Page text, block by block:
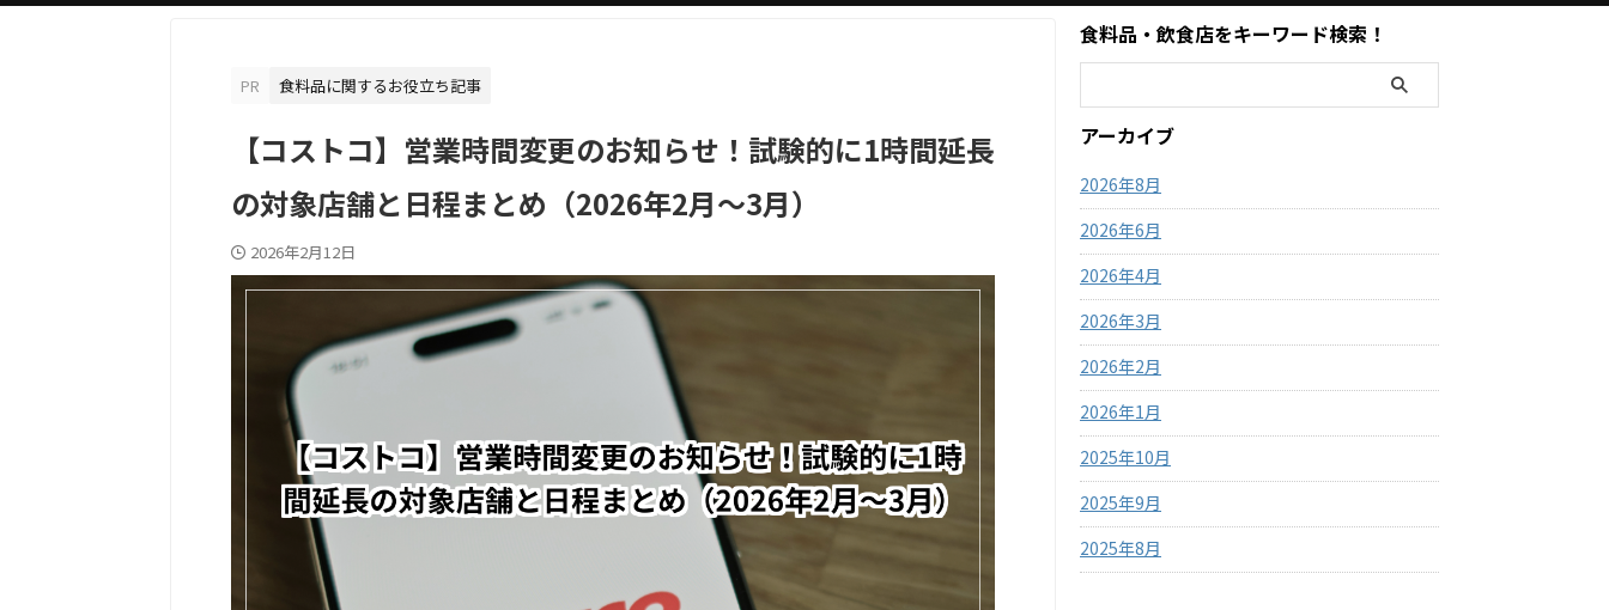
PR 食料品に関するお役立ち記事
【コストコ】営業時間変更のお知らせ！試験的に1時間延長
の対象店舗と日程まとめ（2026年2月〜3月）
2026年2月12日
食料品・飲食店をキーワード検索！
アーカイブ
2026年8月
2026年6月
2026年4月
2026年3月
2026年2月
2026年1月
2025年10月
2025年9月
2025年8月